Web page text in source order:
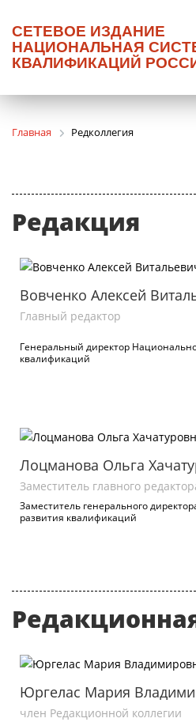
СЕТЕВОЕ ИЗДАНИЕ
НАЦИОНАЛЬНАЯ
КВАЛИФИКАЦИЙ
Главная Редколлегия
Редакция
Вовченко Алексей
Главный редактор
Генеральный директор
квалификаций
Лоцманова Ольга
Заместитель главного
Заместитель генерального
развития квалификаций
Юргелас Мария
член Редакционной коллегии